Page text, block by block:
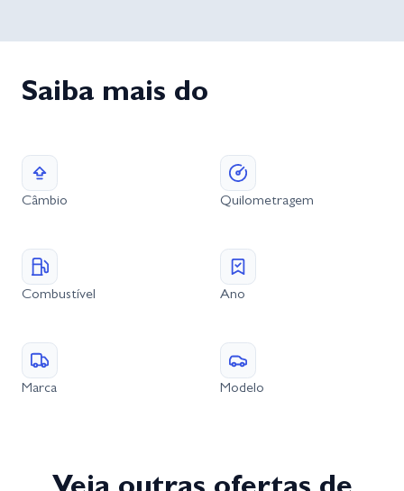
Saiba mais do
Câmbio Quilometragem
Combustível Ano
Marca Modelo